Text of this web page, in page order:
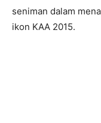
seniman dalam
ikon KAA 2015.